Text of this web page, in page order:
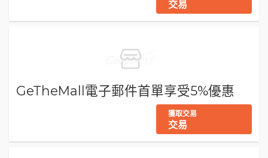
交易
GeTheMall電子郵件首單享受5%優惠
獲取交易
交易